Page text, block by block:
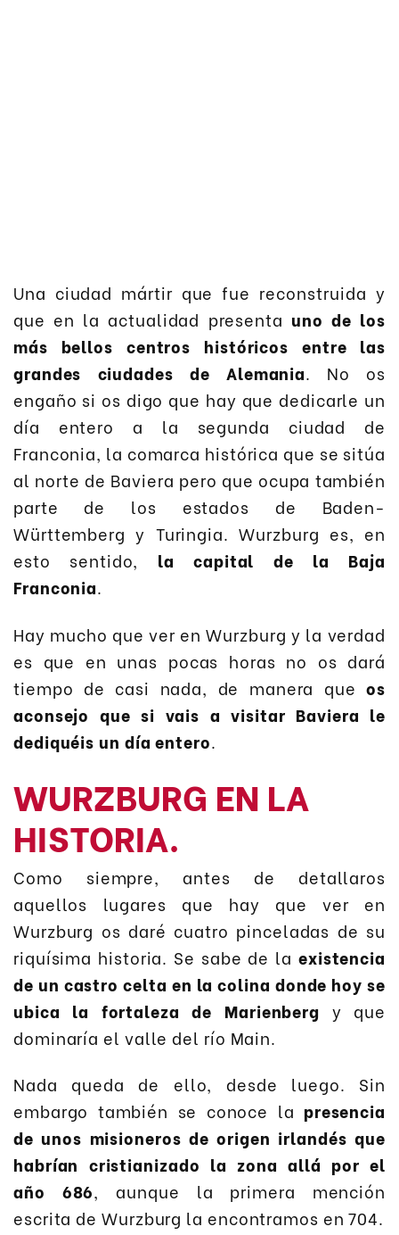
Una ciudad mártir que fue reconstruida y
que en la actualidad presenta uno de los
más bellos centros históricos entre las
grandes ciudades de Alemania. No os
engaño si os digo que hay que dedicarle un
día entero a la segunda ciudad de
Franconia, la comarca histórica que se sitúa
al norte de Baviera pero que ocupa también
parte de los estados de Baden-
Württemberg y Turingia. Wurzburg es, en
esto sentido, la capital de la Baja
Franconia.
Hay mucho que ver en Wurzburg y la verdad
es que en unas pocas horas no os dará
tiempo de casi nada, de manera queos
aconsejo que si vais a visitar Baviera le
dediquéis un día entero.
WURZBURG EN LA
HISTORIA.
Como siempre, antes de detallaros
aquellos lugares que hay que ver en
Wurzburg os daré cuatro pinceladas de su
riquísima historia. Se sabe de la existencia
de un castro celta en la colina donde hoy se
ubica la fortaleza de Marienberg y que
dominaría el valle del río Main.
Nada queda de ello, desde luego. Sin
embargo también se conoce la presencia
de unos misioneros de origen irlandés que
habrían cristianizado la zona allá por el
año 686, aunque la primera mención
escrita de Wurzburg la encontramos en 704.